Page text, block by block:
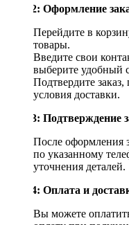
Шаг 2: Оформление
Перейдите в
товары.
Введите свои
выберите удобный
Подтвердите
условия доставки.
Шаг 3: Подтверждение
После оформления
по указанному
уточнения деталей.
Шаг 4: Оплата и
Вы можете